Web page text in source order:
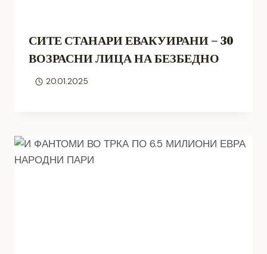
СИТЕ СТАНАРИ ЕВАКУИРАНИ – 30
ВОЗРАСНИ ЛИЦА НА БЕЗБЕДНО
20.01.2025